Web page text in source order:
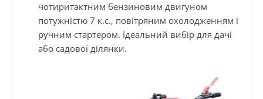
чотиритактним бензиновим двигуном
потужністю 7 к.с., повітряним охолодженням і
ручним стартером. Ідеальний вибір для дачі
або садової ділянки.